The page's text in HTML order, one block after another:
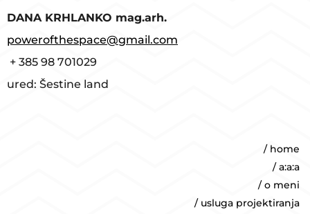
DANA KRHLANKO mag.arh.
powerofthespace@gmail.com
+ 385 98 701029
ured: Šestine land
/ home
/ a:a:a
/ o meni
/ usluga projektiranja